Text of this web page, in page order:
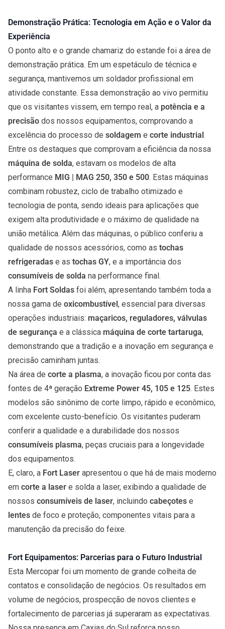
Demonstração Prática: Tecnologia em Ação e o Valor da
Experiência
O ponto alto e o grande chamariz do estande foi a área de
demonstração prática. Em um espetáculo de técnica e
segurança, mantivemos um soldador profissional em
atividade constante. Essa demonstração ao vivo permitiu
que os visitantes vissem, em tempo real, a potência e a
precisão dos nossos equipamentos, comprovando a
excelência do processo de soldagem e corte industrial.
Entre os destaques que comprovam a eficiência da nossa
máquina de solda, estavam os modelos de alta
performance MIG | MAG 250, 350 e 500. Estas máquinas
combinam robustez, ciclo de trabalho otimizado e
tecnologia de ponta, sendo ideais para aplicações que
exigem alta produtividade e o máximo de qualidade na
união metálica. Além das máquinas, o público conferiu a
qualidade de nossos acessórios, como as tochas
refrigeradas e as tochas GY, e a importância dos
consumíveis de solda na performance final.
A linha Fort Soldas foi além, apresentando também toda a
nossa gama de oxicombustível, essencial para diversas
operações industriais: maçaricos, reguladores, válvulas
de segurança e a clássica máquina de corte tartaruga,
demonstrando que a tradição e a inovação em segurança e
precisão caminham juntas.
Na área de corte a plasma, a inovação ficou por conta das
fontes de 4ª geração Extreme Power 45, 105 e 125. Estes
modelos são sinônimo de corte limpo, rápido e econômico,
com excelente custo-benefício. Os visitantes puderam
conferir a qualidade e a durabilidade dos nossos
consumíveis plasma, peças cruciais para a longevidade
dos equipamentos.
E, claro, a Fort Laser apresentou o que há de mais moderno
em corte a laser e solda a laser, exibindo a qualidade de
nossos consumíveis de laser, incluindo cabeçotes e
lentes de foco e proteção, componentes vitais para a
manutenção da precisão do feixe.
Fort Equipamentos: Parcerias para o Futuro Industrial
Esta Mercopar foi um momento de grande colheita de
contatos e consolidação de negócios. Os resultados em
volume de negócios, prospecção de novos clientes e
fortalecimento de parcerias já superaram as expectativas.